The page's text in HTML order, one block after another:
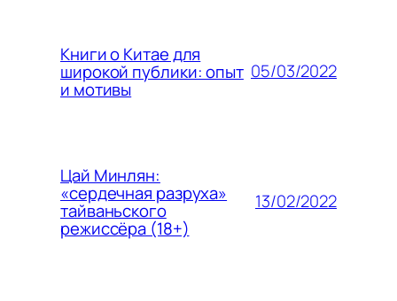
Книги о Китае для
широкой публики: опыт
и мотивы
05/03/2022
Цай Минлян:
«сердечная разруха»
тайваньского
режиссёра (18+)
13/02/2022